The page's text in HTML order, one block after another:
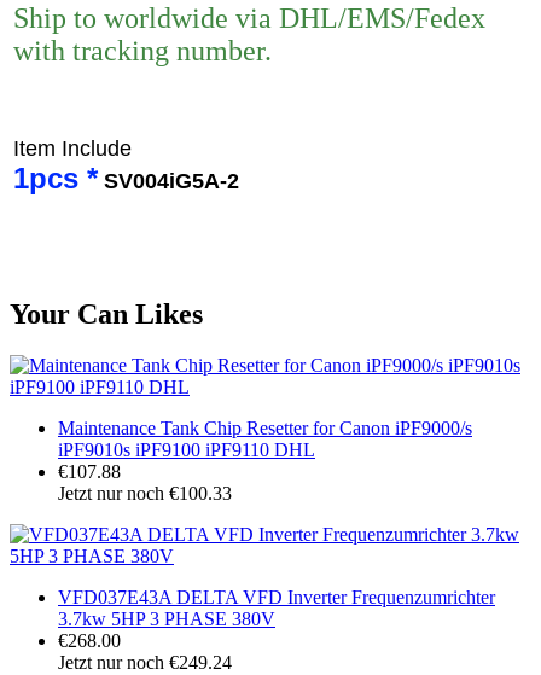
Ship to worldwide via DHL/EMS/Fedex
with tracking number.
Item Include
1pcs * SV004iG5A-2
Your Can Likes
Maintenance Tank Chip Resetter for Canon iPF9000/s
iPF9010s iPF9100 iPF9110 DHL
€107.88
Jetzt nur noch €100.33
VFD037E43A DELTA VFD Inverter Frequenzumrichter
3.7kw 5HP 3 PHASE 380V
€268.00
Jetzt nur noch €249.24